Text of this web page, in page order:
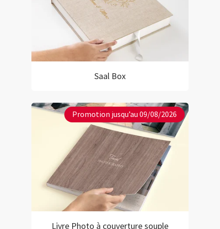
Saal Box
Promotion jusqu’au 09/08/2026
Livre Photo à couverture souple